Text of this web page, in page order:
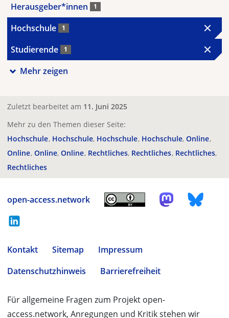
Herausgeber*innen 1
Hochschule 1
Studierende 1
Mehr zeigen
Zuletzt bearbeitet am 11. Juni 2025
Mehr zu den Themen dieser Seite:
Hochschule Hochschule Hochschule Hochschule Online
Online Online Online Rechtliches Rechtliches Rechtliches
Rechtliches
open-access.network
Kontakt Sitemap
Impressum
Datenschutzhinweis
Barrierefreiheit
Für allgemeine Fragen zum Projekt open-
access.network, Anregungen und Kritik stehen wir